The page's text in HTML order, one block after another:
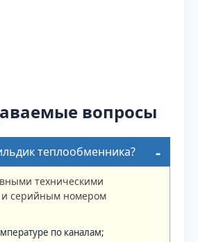
вопросы
теплообменника?
техническими
серийным номером
по каналам;